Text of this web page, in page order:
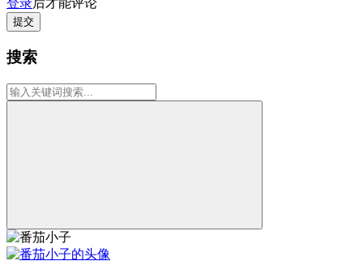
登录后才能评论
提交
搜索